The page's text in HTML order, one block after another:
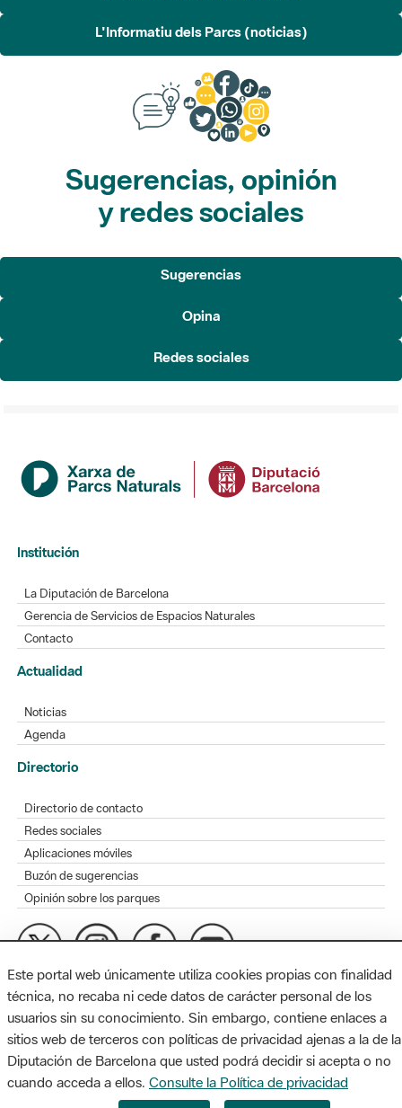
L'Informatiu dels Parcs (noticias)
Sugerencias, opinión
y redes sociales
Sugerencias
Opina
Redes sociales
Institución
La Diputación de Barcelona
Gerencia de Servicios de Espacios Naturales
Contacto
Actualidad
Noticias
Agenda
Directorio
Directorio de contacto
Redes sociales
Aplicaciones móviles
Buzón de sugerencias
Opinión sobre los parques
MAPA WEB
Diputación de Barcelona. Edifici Llacuna, 1a planta. Badajoz, 49.
08005 Barcelona. Tel. 934 022 428 / xarxaparcs@diba.cat
Este portal web únicamente utiliza cookies propias con finalidad
técnica, no recaba ni cede datos de carácter personal de los
usuarios sin su conocimiento. Sin embargo, contiene enlaces a
sitios web de terceros con políticas de privacidad ajenas a la de la
Diputación de Barcelona que usted podrá decidir si acepta o no
cuando acceda a ellos. Consulte la Política de privacidad